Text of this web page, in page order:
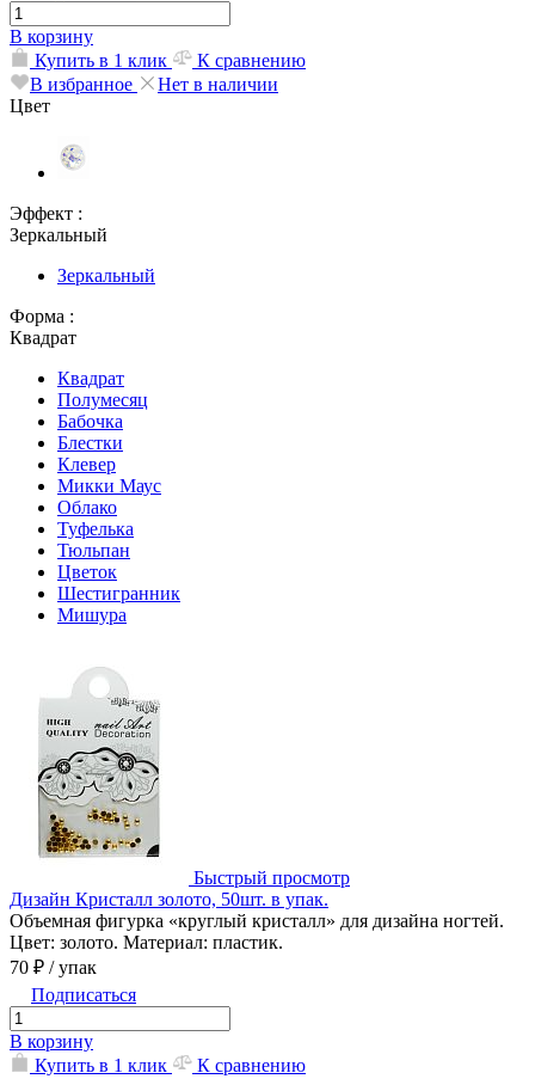
В корзину
Купить в 1 клик
К сравнению
В избранное
Нет в наличии
Цвет
Эффект :
Зеркальный
Зеркальный
Форма :
Квадрат
Квадрат
Полумесяц
Бабочка
Блестки
Клевер
Микки Маус
Облако
Туфелька
Тюльпан
Цветок
Шестигранник
Мишура
Быстрый просмотр
Дизайн Кристалл золото, 50шт. в упак.
Объемная фигурка «круглый кристалл» для дизайна ногтей.
Цвет: золото. Материал: пластик.
70 ₽ / упак
Подписаться
В корзину
Купить в 1 клик
К сравнению